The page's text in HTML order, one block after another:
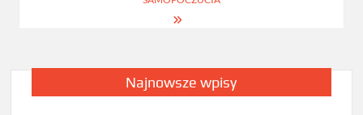
Najnowsze wpisy